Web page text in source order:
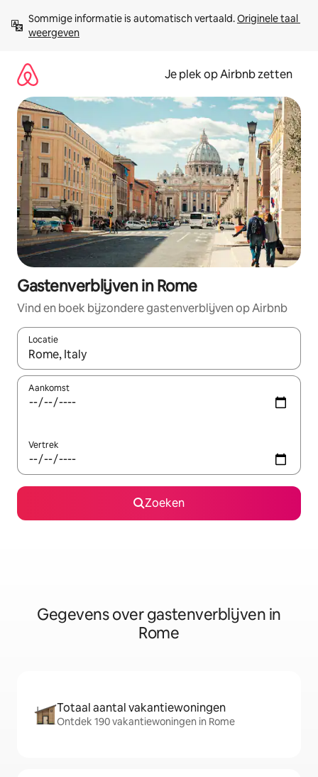
direct
naar
Sommige informatie is automatisch vertaald. Originele taal
weergeven
Je plek op Airbnb zetten
Gastenverblijven in Rome
Vind en boek bijzondere gastenverblijven op Airbnb
Locatie
Wanneer er resultaten beschikbaar zijn, maak je een keuze
Aankomst
Vertrek
Zoeken
Gegevens over gastenverblijven in
Rome
Totaal aantal vakantiewoningen
Ontdek 190 vakantiewoningen in Rome